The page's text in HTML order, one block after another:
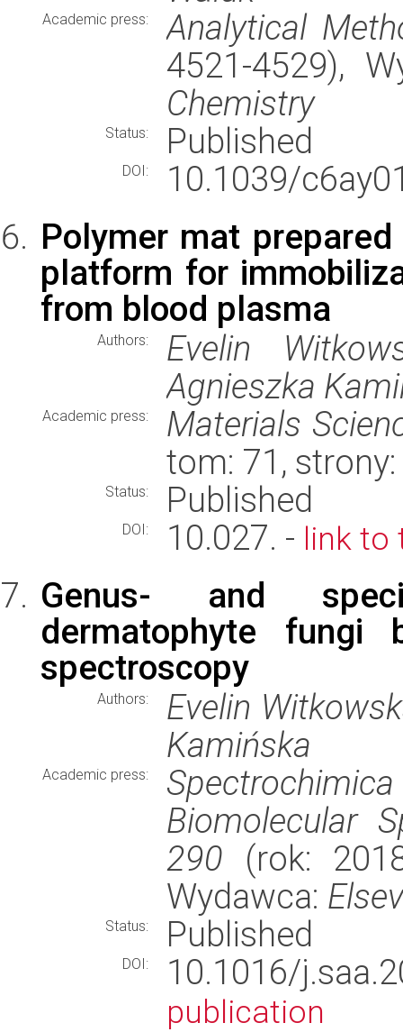
Academic press:
Analytical
4521-4529),
Chemistry
Status: Published
DOI:
10.1039/
Polymer mat
platform for
from blood plasma
Authors:
Evelin
Agnieszka
Academic press:
Materials
tom: 71,
Status: Published
DOI: 10.027. - link to
Genus- and
dermatophyte fungi
spectroscopy
Authors:
Evelin
Kamińska
Academic press:
Biomolecular
290 (rok:
Wydawca:
Status: Published
DOI: 10.1016/
publication